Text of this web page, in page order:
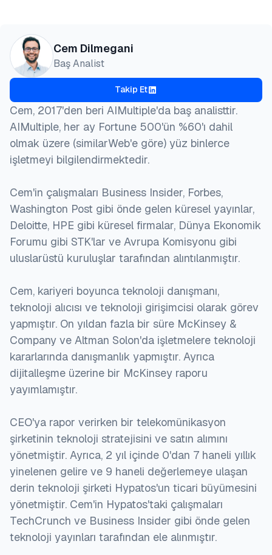
Cem Dilmegani
Baş Analist
Takip Et
Cem, 2017'den beri AIMultiple'da baş analisttir.
AIMultiple, her ay Fortune 500'ün %60'ı dahil
olmak üzere (similarWeb'e göre) yüz binlerce
işletmeyi bilgilendirmektedir.
Cem'in çalışmaları Business Insider, Forbes,
Washington Post gibi önde gelen küresel yayınlar,
Deloitte, HPE gibi küresel firmalar, Dünya Ekonomik
Forumu gibi STK'lar ve Avrupa Komisyonu gibi
uluslarüstü kuruluşlar tarafından alıntılanmıştır.
Cem, kariyeri boyunca teknoloji danışmanı,
teknoloji alıcısı ve teknoloji girişimcisi olarak görev
yapmıştır. On yıldan fazla bir süre McKinsey &
Company ve Altman Solon'da işletmelere teknoloji
kararlarında danışmanlık yapmıştır. Ayrıca
dijitalleşme üzerine bir McKinsey raporu
yayımlamıştır.
CEO'ya rapor verirken bir telekomünikasyon
şirketinin teknoloji stratejisini ve satın alımını
yönetmiştir. Ayrıca, 2 yıl içinde 0'dan 7 haneli yıllık
yinelenen gelire ve 9 haneli değerlemeye ulaşan
derin teknoloji şirketi Hypatos'un ticari büyümesini
yönetmiştir. Cem'in Hypatos'taki çalışmaları
TechCrunch ve Business Insider gibi önde gelen
teknoloji yayınları tarafından ele alınmıştır.